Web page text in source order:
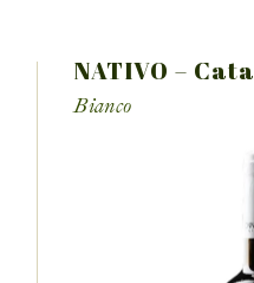
NATIVO –
Bianco